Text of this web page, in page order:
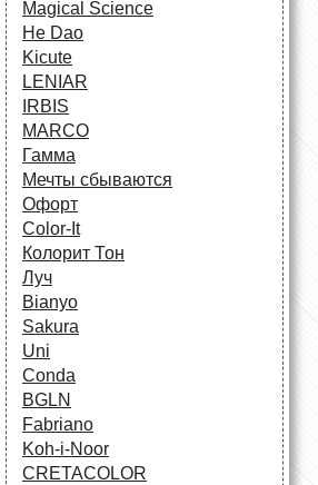
Magical Science
He Dao
Kicute
LENIAR
IRBIS
MARCO
Гамма
Мечты сбываются
Офорт
Сolor-It
Колорит Тон
Луч
Bianyo
Sakura
Uni
Conda
BGLN
Fabriano
Koh-i-Noor
CRETACOLOR